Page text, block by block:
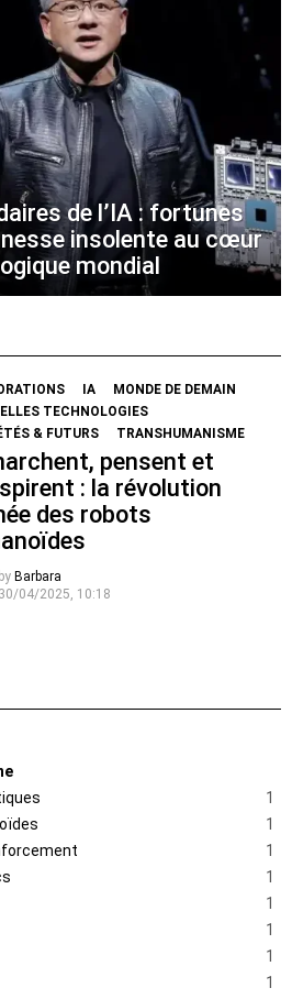
de l’IA : fortunes
insolente au cœur
mondial
IA
MONDE DE DEMAIN
TECHNOLOGIES
& FUTURS
TRANSHUMANISME
pensent et
: la révolution
des robots
by Barbara
30/04/2025, 10:18
1
1
1
1
1
1
1
1